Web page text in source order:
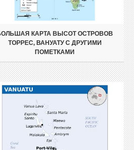
КАРТА ВЫСОТ ОСТРОВОВ
ТОРРЕС, ВАНУАТУ С ДРУГИМИ
ПОМЕТКАМИ